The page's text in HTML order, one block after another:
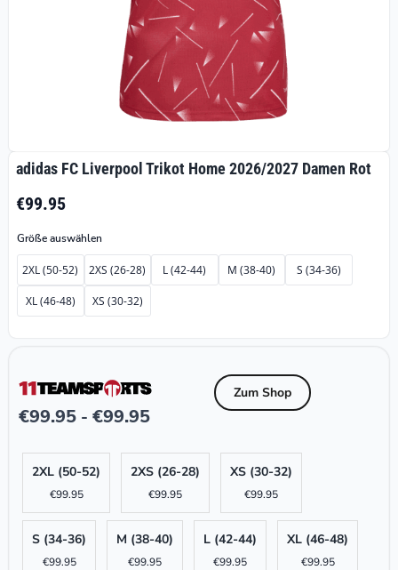
adidas FC Liverpool Trikot Home 2026/2027 Damen Rot
€99.95
Größe auswählen
2XL (50-52) 2XS (26-28) L (42-44) M (38-40) S (34-36)
XL (46-48) XS (30-32)
€99.95 - €99.95
Zum Shop
2XL (50-52)
€99.95
2XS (26-28)
€99.95
XS (30-32)
€99.95
S (34-36)
€99.95
M (38-40)
€99.95
L (42-44)
€99.95
XL (46-48)
€99.95